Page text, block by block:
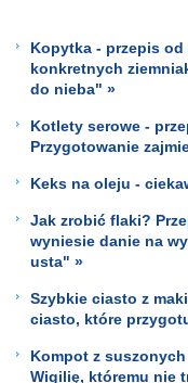
Kopytka - przepis
konkretnych
do nieba" »
Kotlety serowe -
Przygotowanie
Keks na oleju -
Jak zrobić flaki?
wyniesie danie na
usta" »
Szybkie ciasto z
ciasto, które
Kompot z
Wigilię, któremu nie